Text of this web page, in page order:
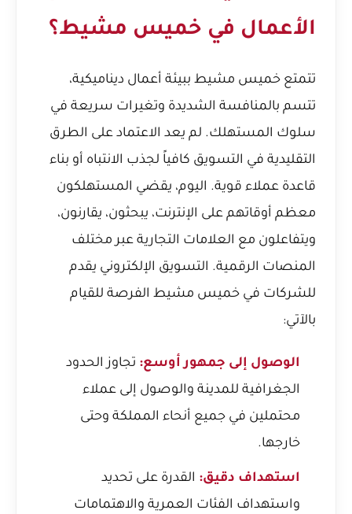
الأعمال في خميس مشيط؟
تتمتع خميس مشيط ببيئة أعمال ديناميكية،
تتسم بالمنافسة الشديدة وتغيرات سريعة في
سلوك المستهلك. لم يعد الاعتماد على الطرق
التقليدية في التسويق كافياً لجذب الانتباه أو بناء
قاعدة عملاء قوية. اليوم، يقضي المستهلكون
معظم أوقاتهم على الإنترنت، يبحثون، يقارنون،
ويتفاعلون مع العلامات التجارية عبر مختلف
المنصات الرقمية. التسويق الإلكتروني يقدم
للشركات في خميس مشيط الفرصة للقيام
بالآتي:
الوصول إلى جمهور أوسع: تجاوز الحدود
الجغرافية للمدينة والوصول إلى عملاء
محتملين في جميع أنحاء المملكة وحتى
خارجها.
استهداف دقيق: القدرة على تحديد
واستهداف الفئات العمرية والاهتمامات